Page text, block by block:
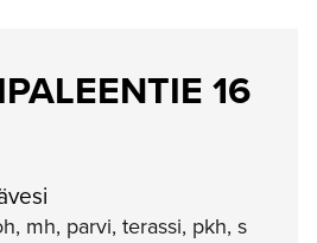
16
mh, parvi, terassi, pkh, s